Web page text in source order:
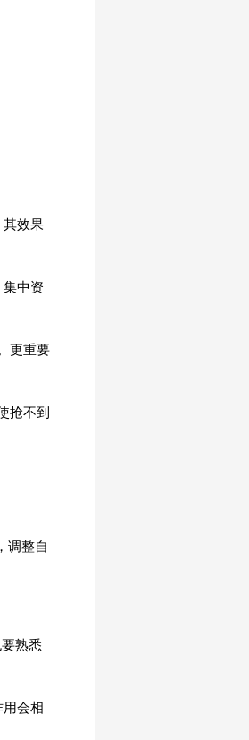
其效果
中资
更重要
抢不到
调整自
熟悉
会相